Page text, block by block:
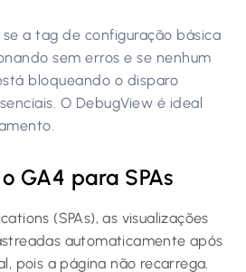
se a tag de configuração básica
sem erros e se nenhum
bloqueando o disparo
O DebugView é ideal
GA4 para SPAs
(SPAs), as visualizações
automaticamente após
pois a página não recarrega.